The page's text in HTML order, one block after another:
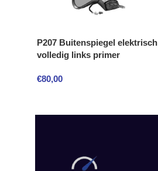
P207 Buitenspiegel elektrisch
volledig links primer
€80,00